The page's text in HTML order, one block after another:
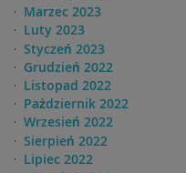
Marzec 2023
Luty 2023
Styczeń 2023
Grudzień 2022
Listopad 2022
Pażdziernik 2022
Wrzesień 2022
Sierpień 2022
Lipiec 2022